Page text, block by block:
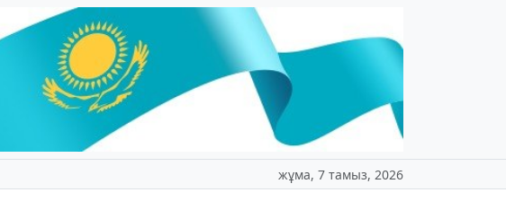
жұма, 7 тамыз, 2026